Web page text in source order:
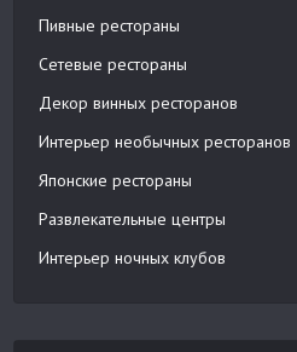
Пивные рестораны
Сетевые рестораны
Декор винных ресторанов
Интерьер необычных ресторанов
Японские рестораны
Развлекательные центры
Интерьер ночных клубов